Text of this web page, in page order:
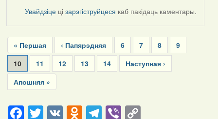
Увайдзіце цізарэгіструйцеся каб пакідаць каментары.
Pagination
First
page
« Першая
Previous
page
‹ Папярэдняя Page
6 Page
7 Page
8 Page
9
Current
page
10 Page
11 Page
12 Page
13 Page
14
Next
page
Наступная ›
Last
page
Апошняя »
Facebook
Twitter
VKOdnoklassniki
Telegram
ViberCopy